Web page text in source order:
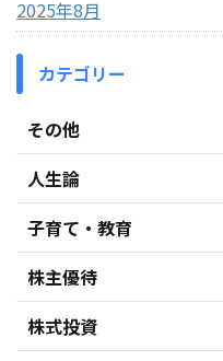
2025年8月
カテゴリー
その他
人生論
子育て・教育
株主優待
株式投資